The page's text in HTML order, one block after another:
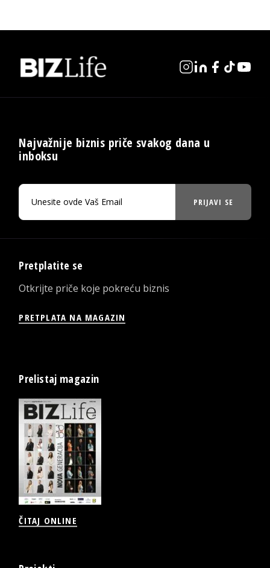
Najvažnije biznis priče svakog dana u
inboksu
PRIJAVI SE
Pretplatite se
Otkrijte priče koje pokreću biznis
PRETPLATA NA MAGAZIN
Prelistaj magazin
ČITAJ ONLINE